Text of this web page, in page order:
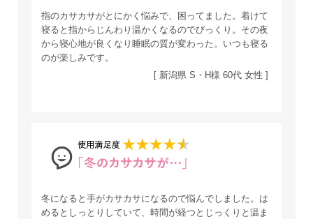
指のカサカサがとにかく悩みで、困ってました。着けて
寝ると指からじんわり温かくなるのでびっくり。その夜
から寝心地が良くなり睡眠の質が変わった。いつも寝る
のが楽しみです。
[ 新潟県 S・H様 60代 女性 ]
冬になると手がカサカサになるので悩んでしました。は
めるとしっとりしていて、時間が経つとじっくりと温ま